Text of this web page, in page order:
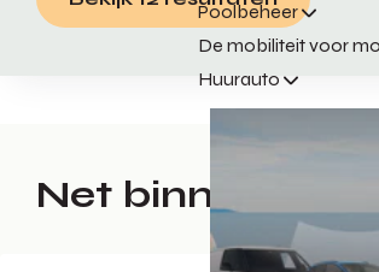
Poolbeheer
De mobiliteit voor
Huurauto
Net binnen in